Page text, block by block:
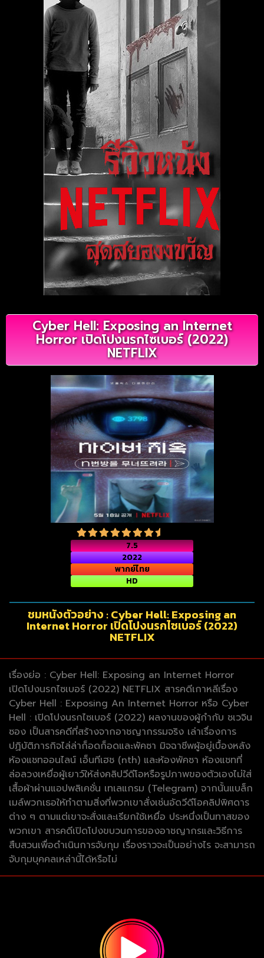
Cyber Hell: Exposing an Internet
Horror เปิดโปงนรกไซเบอร์ (2022)
NETFLIX
7.5
2022
พากย์ไทย
HD
ชมหนังตัวอย่าง : Cyber Hell: Exposing an
Internet Horror เปิดโปงนรกไซเบอร์ (2022)
NETFLIX
เรื่องย่อ : Cyber Hell: Exposing an Internet Horror
เปิดโปงนรกไซเบอร์ (2022) NETFLIX สารคดีเกาหลีเรื่อง
Cyber Hell : Exposing An Internet Horror หรือ Cyber
Hell : เปิดโปงนรกไซเบอร์ (2022) ผลงานของผู้กำกับ ชเวจิน
ซอง เป็นสารคดีที่สร้างจากอาชญากรรมจริง เล่าเรื่องการ
ปฏิบัติภารกิจไล่ล่าก็อดก็อดและพัคซา มิจฉาชีพผู้อยู่เบื้องหลัง
ห้องแชทออนไลน์ เอ็นทีเฮช (nth) และห้องพัคซา ห้องแชทที่
ล่อลวงเหยื่อผู้เยาว์ให้ส่งคลิปวีดีโอหรือรูปภาพของตัวเองไม่ใส่
เสื้อผ้าผ่านแอปพลิเคชั่น เทเลแกรม (Telegram) จากนั้นแบล็ก
เมล์พวกเธอให้ทำตามสิ่งที่พวกเขาสั่งเช่นอัดวีดีโอคลิปพิศดาร
ต่าง ๆ ตามแต่เขาจะสั่งและเรียกใช้เหยื่อ ประหนึ่งเป็นทาสของ
พวกเขา สารคดีเปิดโปงขบวนการของอาชญากรและวิธีการ
สืบสวนเพื่อดำเนินการจับกุม เรื่องราวจะเป็นอย่างไร จะสามารถ
จับกุมบุคคลเหล่านี้ได้หรือไม่